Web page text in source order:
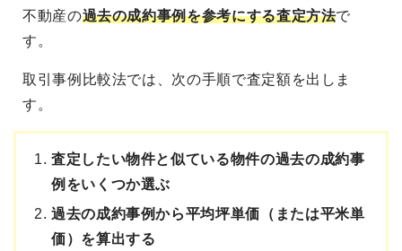
不動産の過去の成約事例を参考にする査定方法で
す。
取引事例比較法では、次の手順で査定額を出しま
す。
査定したい物件と似ている物件の過去の成約事
例をいくつか選ぶ
過去の成約事例から平均坪単価（または平米単
価）を算出する